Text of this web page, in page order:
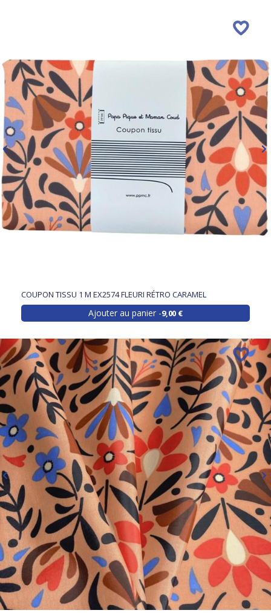
COUPON TISSU 1 M EX2574 FLEURI RÉTRO CARAMEL
Ajouter au panier 9,00 €